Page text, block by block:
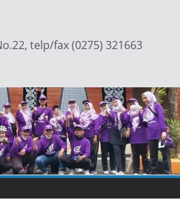
telp/fax (0275) 321663